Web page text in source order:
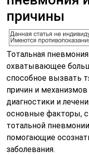
причины
Тотальная
охватывающее
способное вызвать
причин и
диагностики и
основные факторы,
тотальной
помогающие
заболевания.